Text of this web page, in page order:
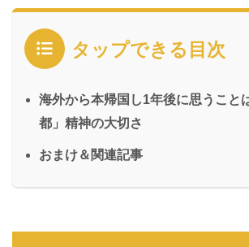
タップできる目次
海外から本帰国し1年後に思うこと
都」精神の大切さ
おまけ＆関連記事